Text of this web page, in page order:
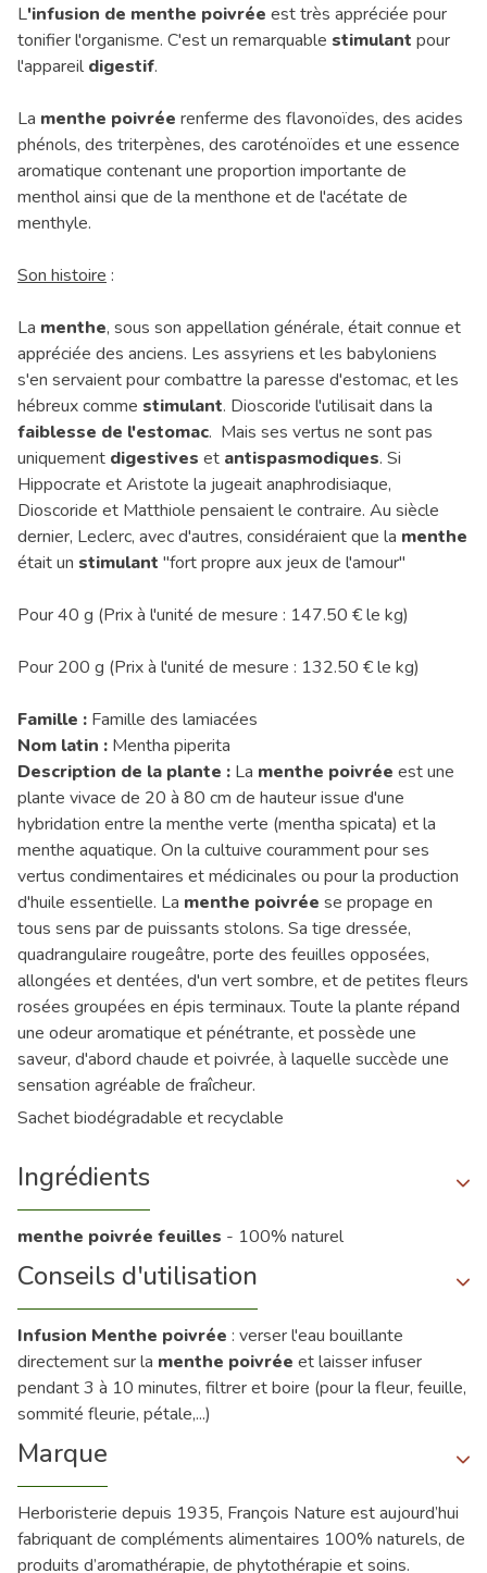
L'infusion de menthe poivrée est très appréciée pour
tonifier l'organisme. C'est un remarquable stimulant pour
l'appareildigestif.
La menthe poivrée renferme des flavonoïdes, des acides
phénols, des triterpènes, des caroténoïdes et une essence
aromatique contenant une proportion importante de
menthol ainsi que de la menthone et de l'acétate de
menthyle.
Son histoire :
La menthe, sous son appellation générale, était connue et
appréciée des anciens. Les assyriens et les babyloniens
s'en servaient pour combattre la paresse d'estomac, et les
hébreux comme stimulant. Dioscoride l'utilisait dans la
faiblesse de l'estomac. Mais ses vertus ne sont pas
uniquement digestives et antispasmodiques. Si
Hippocrate et Aristote la jugeait anaphrodisiaque,
Dioscoride et Matthiole pensaient le contraire. Au siècle
dernier, Leclerc, avec d'autres, considéraient que la menthe
était un stimulant "fort propre aux jeux de l'amour"
Pour 40 g (Prix à l'unité de mesure : 147.50 € le kg)
Pour 200 g (Prix à l'unité de mesure : 132.50 € le kg)
Famille : Famille des lamiacées
Nom latin : Mentha piperita
Description de la plante : La menthe poivrée est une
plante vivace de 20 à 80 cm de hauteur issue d'une
hybridation entre la menthe verte (mentha spicata) et la
menthe aquatique. On la cultuive couramment pour ses
vertus condimentaires et médicinales ou pour la production
d'huile essentielle. La menthe poivrée se propage en
tous sens par de puissants stolons. Sa tige dressée,
quadrangulaire rougeâtre, porte des feuilles opposées,
allongées et dentées, d'un vert sombre, et de petites fleurs
rosées groupées en épis terminaux. Toute la plante répand
une odeur aromatique et pénétrante, et possède une
saveur, d'abord chaude et poivrée, à laquelle succède une
sensation agréable de fraîcheur.
Sachet biodégradable et recyclable
Ingrédients
menthe poivrée feuilles - 100% naturel
Conseils d'utilisation
Infusion Menthe poivrée : verser l'eau bouillante
directement sur la menthe poivrée et laisser infuser
pendant 3 à 10 minutes, filtrer et boire (pour la fleur, feuille,
sommité fleurie, pétale,...)
Marque
Herboristerie depuis 1935, François Nature est aujourd’hui
fabriquant de compléments alimentaires 100% naturels, de
produits d’aromathérapie, de phytothérapie et soins.